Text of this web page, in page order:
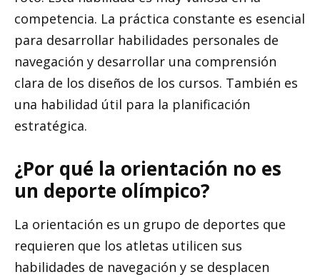
competencia. La práctica constante es esencial
para desarrollar habilidades personales de
navegación y desarrollar una comprensión
clara de los diseños de los cursos. También es
una habilidad útil para la planificación
estratégica.
¿Por qué la orientación no es
un deporte olímpico?
La orientación es un grupo de deportes que
requieren que los atletas utilicen sus
habilidades de navegación y se desplacen